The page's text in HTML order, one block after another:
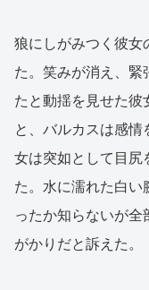
狼にしがみつく彼女
た。笑みが消え、緊
たと動揺を見せた彼
と、バルカスは感情
女は突如として目尻
た。水に濡れた白い
ったか知らないが全
がかりだと訴えた。